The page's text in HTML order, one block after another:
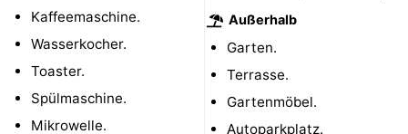
Sluis
-
Dorp
Retranchement
-
Kaffeemaschine.
Wasserkocher.
Toaster.
Spülmaschine.
Mikrowelle.
Außerhalb
Garten.
Terrasse.
Gartenmöbel.
Autoparkplatz.